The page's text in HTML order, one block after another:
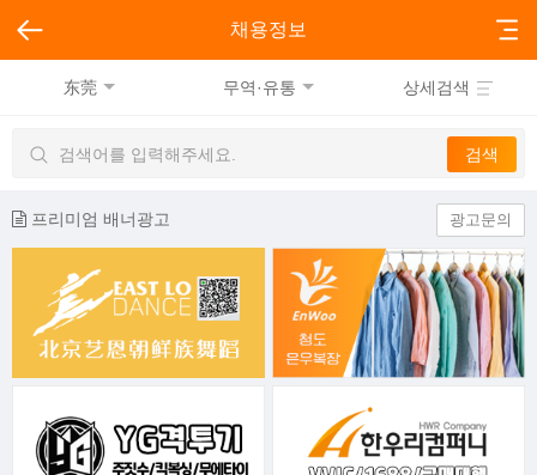
채용정보
东莞 무역·유통 상세검색
프리미엄 배너광고 광고문의